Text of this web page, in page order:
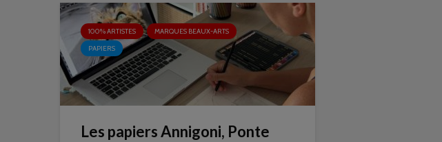
100% ARTISTES
MARQUES BEAUX-ARTS
PAPIERS
Les papiers Annigoni, Ponte